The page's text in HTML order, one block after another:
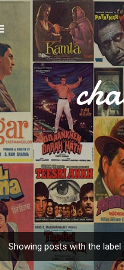
Showing posts with the label